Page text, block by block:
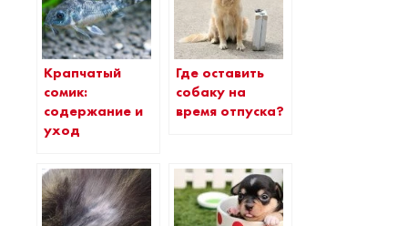
Крапчатый
сомик:
содержание и
уход
Где оставить
собаку на
время отпуска?